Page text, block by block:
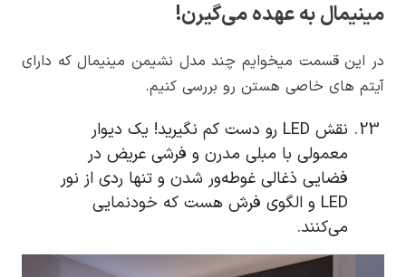
مینیمال به عهده می‌گیرن!
در این قسمت میخوایم چند مدل نشیمن مینیمال که دارای
آیتم های خاصی هستن رو بررسی کنیم.
نقش LED رو دست کم نگیرید! یک دیوار
معمولی با مبلی مدرن و فرشی عریض در
فضایی ذغالی غوطه‌ور شدن و تنها ردی از نور
LED و الگوی فرش هست که خودنمایی
می‌کنند.